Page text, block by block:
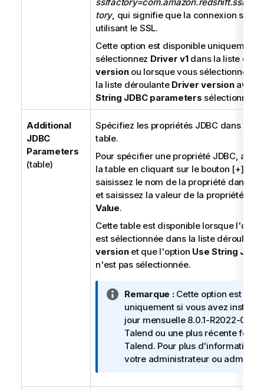
tory, qui signifie que la connexion sera
utilisant le SSL.
Cette option est disponible uniquement
sélectionnez Driver v1dans la liste
versionou lorsque vous sélectionnez
la liste déroulante Driver versionavec
String JDBC parameters sélectionnée.
Additional
JDBC
Parameters
(table)
Spécifiez les propriétés JDBC dans les
table.
Pour spécifier une propriété JDBC,
la table en cliquant sur le bouton [+],
saisissez le nom de la propriété dans la
et saisissez la valeur de la propriété
Value.
Cette table est disponible lorsque
est sélectionnée dans la liste déroulante
versionet que l'option Use String
n'est pas sélectionnée.
N
o
t
e
I
n
o
Remarque :Cette option est
uniquement si vous avez installé
jour mensuelle 8.0.1-R2022-03
Talend ou une plus récente
Talend. Pour plus
votre administrateur ou